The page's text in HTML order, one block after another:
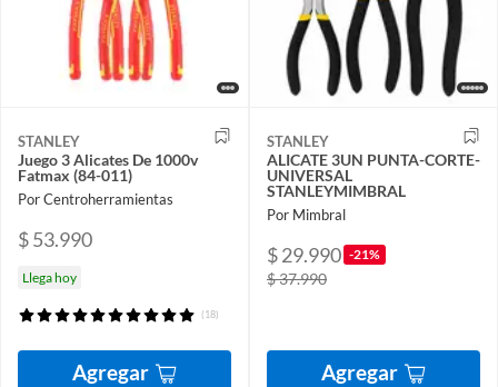
STANLEY
Juego 3 Alicates De 1000v
Fatmax (84-011)
Por Centroherramientas
$ 53.990
Llega hoy
(18)
Agregar
STANLEY
ALICATE 3UN PUNTA-CORTE-
UNIVERSAL
STANLEYMIMBRAL
Por Mimbral
$ 29.990 -21%
$ 37.990
Agregar